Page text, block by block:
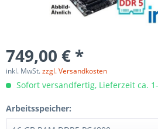
749,00 € *
inkl. MwSt.zzgl. Versandkosten
Sofort versandfertig, Lieferzeit ca.
Arbeitsspeicher: